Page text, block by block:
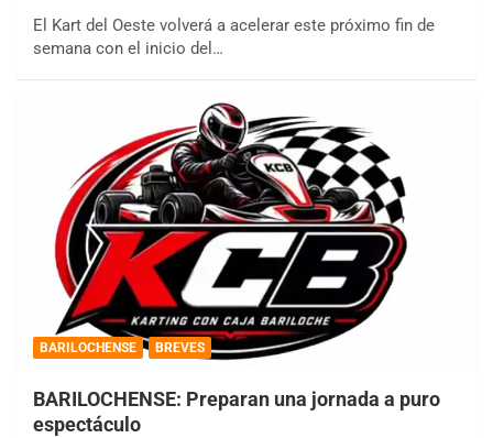
El Kart del Oeste volverá a acelerar este próximo fin de
semana con el inicio del…
BARILOCHENSE BREVES
BARILOCHENSE: Preparan una jornada a puro
espectáculo